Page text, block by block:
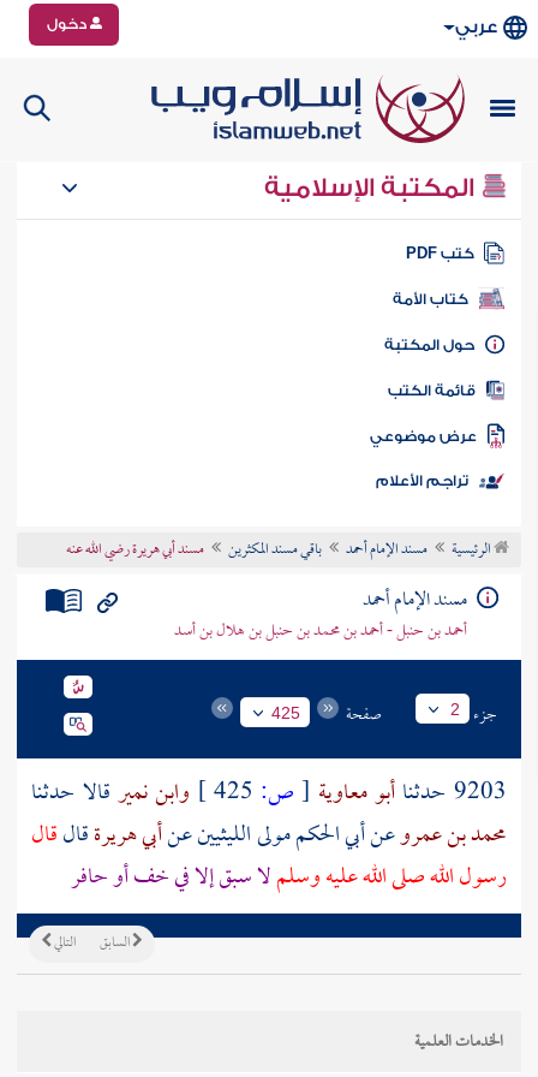
عربي دخول
المكتبة الإسلامية
كتب PDF
كتاب الأمة
المكتبة
الكتب
موضوعي
تراجم الأعلام
الرئيسية مسند الإمام أحمد باقي مسند المكثرين مسند أبي هريرة رضي الله عنه
مسند الإمام أحمد
أحمد بن حنبل - أحمد بن محمد بن حنبل بن هلال بن أسد
جزء 2 صفحة 425
9203 حدثنا أبو معاوية [ص: وابن نميرقالا حدثنا
محمد بن عمروعنأبي الحكممولىالليثيينعنأبي هريرةقالقال
رسول الله صلى الله عليه وسلملا سبق إلا في خف أو حافر
التالي السابق
الخدمات العلمية